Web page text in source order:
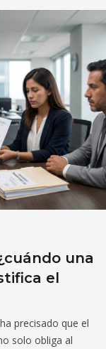
una
el
precisado que el
solo obliga al